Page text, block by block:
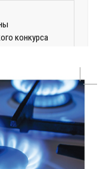
конкурса
обед
на Волге в